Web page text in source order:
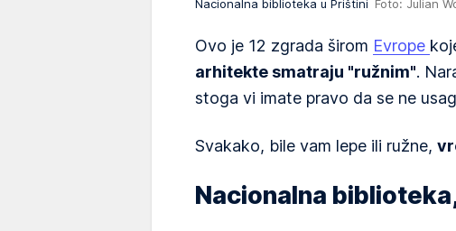
Nacionalna biblioteka u Prištini Foto: Julian
Ovo je 12 zgrada širom Evrope
arhitekte smatraju "ružnim".
stoga vi imate pravo da se ne
Svakako, bile vam lepe ili ružne,
Nacionalna